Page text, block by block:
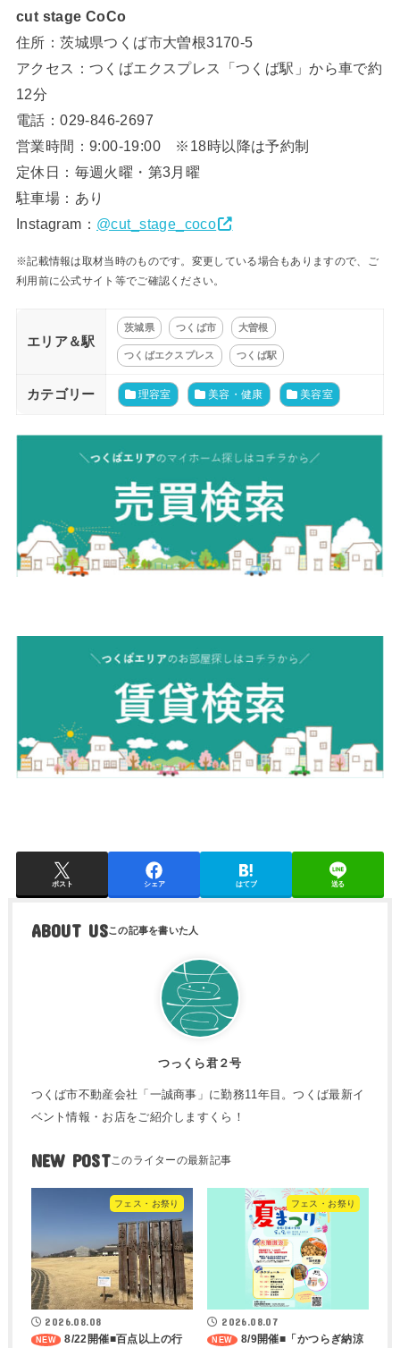
cut stage CoCo
住所：茨城県つくば市大曽根3170-5
アクセス：つくばエクスプレス「つくば駅」から車で約
12分
電話：029-846-2697
営業時間：9:00-19:00 ※18時以降は予約制
定休日：毎週火曜・第3月曜
駐車場：あり
Instagram： @cut_stage_coco
※記載情報は取材当時のものです。変更している場合もありますので、ご
利用前に公式サイト等でご確認ください。
エリア＆駅
茨城県 つくば市 大曽根
つくばエクスプレス つくば駅
カテゴリー 理容室 美容・健康 美容室
ポスト シェア はてブ 送る
ABOUT US
つっくら君２号
つくば市不動産会社「一誠商事」に勤務11年目。つくば最新イ
ベント情報・お店をご紹介しますくら！
NEW POST
フェス・お祭り
2026.08.08
8/22開催■百点以上の行
フェス・お祭り
2026.08.07
8/9開催■「かつらぎ納涼